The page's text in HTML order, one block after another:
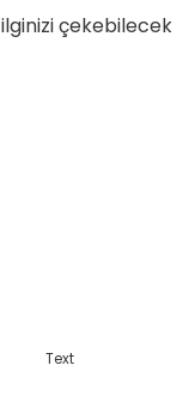
çekebilecek
Text
50